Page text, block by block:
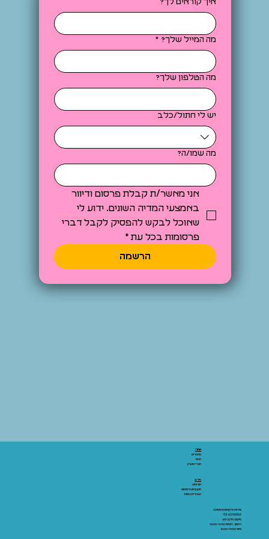
מה המייל שלך? *
מה הטלפון שלך?
יש לי חתול/כלב
מה שמו/ה?
אני מאשר/ת קבלת פרסום ודיוור
באמצעי המדיה השונים. ידוע לי
שאוכל לבקש להפסיק לקבל דברי
פרסומות בכל עת *
הרשמה
שירות הלקוחות והתמיכה
03-6206066
מיקום: אלנבי 43
ראשון - חמישי 10:00-19:00
שישי 10:00-15:00
אתר:
מאמרים
חנות
חברי מועדון
מידע:
אודותינו
תקנון ותנאי שימוש
הצהרת נגישות